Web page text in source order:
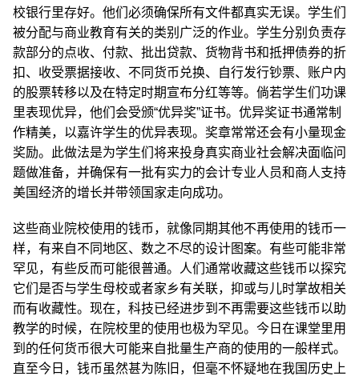
校银行里存好。他们必须确保所有文件都真实无误。学生们
被分配与商业教育有关的类别广泛的作业。学生分别负责存
款部分的点收、付款、批出贷款、货物背书和抵押债券的折
扣、收受票据接收、不同货币兑换、自行发行钞票、账户内
的股票转移以及在特定时期宣布分红等等。倘若学生们功课
里表现优异，他们会受颁“优异奖”证书。优异奖证书通常制
作精美，以嘉许学生的优异表现。奖章常常还会有小量现金
奖励。此做法是为学生们将来投身真实商业社会解决面临问
题做准备，并确保有一批有实力的会计专业人员和商人支持
美国经济的增长并带领国家走向成功。
这些商业院校使用的钱币，就像同期其他不再使用的钱币一
样，有来自不同地区、数之不尽的设计图案。有些可能非常
罕见，有些反而可能很普通。人们通常收藏这些钱币以探究
它们是否与学生母校或者家乡有关联，抑或与儿时掌故相关
而有收藏性。现在，科技已经进步到不再需要这些钱币以助
教学的时候，在院校里的使用也极为罕见。今日在课堂里用
到的任何货币很大可能来自批量生产商的使用的一般样式。
直至今日，钱币虽然甚为陈旧，但毫不怀疑地在我国历史上